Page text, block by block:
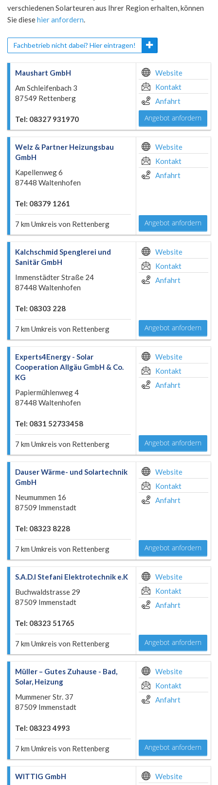
verschiedenen Solarteuren aus Ihrer Region erhalten, können
Sie diesehier anfordern.
Fachbetrieb nicht dabei? Hier eintragen!
Maushart GmbH
Am Schleifenbach 3
87549 Rettenberg
Tel: 08327 931970
Website
Kontakt
Anfahrt
Angebot anfordern
Welz & Partner Heizungsbau
GmbH
Kapellenweg 6
87448 Waltenhofen
Tel: 08379 1261
7 km Umkreis von Rettenberg
Website
Kontakt
Anfahrt
Angebot anfordern
Kalchschmid Spenglerei und
Sanitär GmbH
Immenstädter Straße 24
87448 Waltenhofen
Tel: 08303 228
7 km Umkreis von Rettenberg
Website
Kontakt
Anfahrt
Angebot anfordern
Experts4Energy - Solar
Cooperation Allgäu GmbH & Co.
KG
Papiermühlenweg 4
87448 Waltenhofen
Tel: 0831 52733458
7 km Umkreis von Rettenberg
Website
Kontakt
Anfahrt
Angebot anfordern
Dauser Wärme- und Solartechnik
GmbH
Neumummen 16
87509 Immenstadt
Tel: 08323 8228
7 km Umkreis von Rettenberg
Website
Kontakt
Anfahrt
Angebot anfordern
S.A.D.I Stefani Elektrotechnik e.K
Buchwaldstrasse 29
87509 Immenstadt
Tel: 08323 51765
7 km Umkreis von Rettenberg
Website
Kontakt
Anfahrt
Angebot anfordern
Müller – Gutes Zuhause - Bad,
Solar, Heizung
Mummener Str. 37
87509 Immenstadt
Tel: 08323 4993
7 km Umkreis von Rettenberg
Website
Kontakt
Anfahrt
Angebot anfordern
WITTIG GmbH
Website